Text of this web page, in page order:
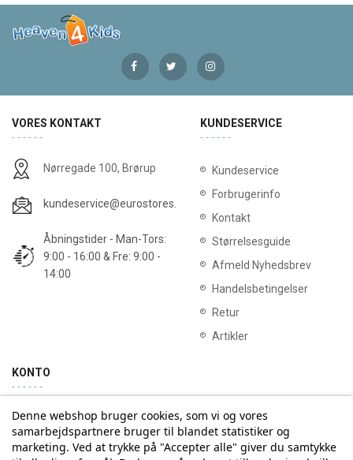
VORES KONTAKT
Nørregade 100, Brørup
kundeservice@eurostores.dk
Åbningstider - Man-Tors:
9:00 - 16:00 & Fre: 9:00 -
14:00
KUNDESERVICE
Kundeservice
Forbrugerinfo
Kontakt
Størrelsesguide
Afmeld Nyhedsbrev
Handelsbetingelser
Retur
Artikler
KONTO
Min konto Ordrehistorik
Denne webshop bruger cookies, som vi og vores
samarbejdspartnere bruger til blandet statistiker og
marketing. Ved at trykke på "Accepter alle" giver du samtykke